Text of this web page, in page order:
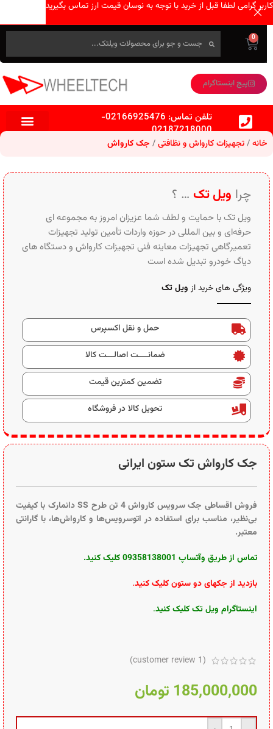
0
پیج اینستاگرام
تلفن تماس: 02166925476
-
02187218000
خانه تجهیزات کارواش و نظافتی جک کارواش
جک کارواش تک ستون ایرانی
فروش اقساطی جک سرویس کارواش 4 تن طرح SS دانمارک با کیفیت
بی‌نظیر، مناسب برای استفاده در اتوسرویس‌ها و کارواش‌ها، با گارانتی
معتبر.
تماس از طریق وآتساپ 09358138001 کلیک کنید.
بازدید از جکهای دو ستون کلیک کنید.
اینستاگرام ویل تک کلیک کنید.
(
1
185,000,000 تومان
چرا ویل تک … ؟
ویل تک با حمایت و لطف شما عزیزان امروز به مجموعه ای
حرفه‌ای و بین‌ المللی در حوزه واردات تأمین تولید تجهیزات
تعمیرگاهی تجهیزات معاینه فنی تجهیزات کارواش و دستگاه های
دیاگ خودرو تبدیل شده است
ویژگی های خرید از ویل تک
حمل و نقل اکسپرس
ضمانــــت اصالـــت کالا
تضمین کمترین قیمت
تحویل کالا در فروشگاه
کاربر گرامی لطفا قبل از خرید با توجه به نوسان قیمت ارز تماس بگیرید